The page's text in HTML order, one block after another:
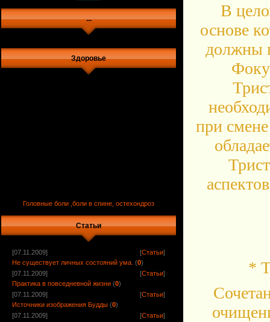
...
Здоровье
Головные боли ,боли в спине, остехондроз
Статьи
[07.11.2009] [Статьи]
Не существует личных состояний ума. (0)
[07.11.2009]
[Статьи]
Практика в повседневной жизни (0)
[07.11.2009]
[Статьи]
Источники изображения Будды (0)
[07.11.2009]
[Статьи]
В
основе
должны
при
*